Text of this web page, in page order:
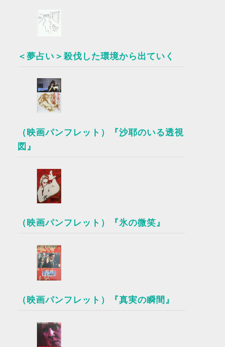
＜夢占い＞殺伐した環境から出ていく
（映画パンフレット）『沙耶のいる透視
図』
（映画パンフレット）『氷の微笑』
（映画パンフレット）『真実の瞬間』